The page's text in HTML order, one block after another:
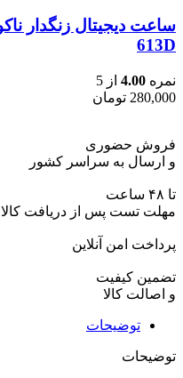
613D
نمره 4.00 از 5
280,000 تومان
فروش حضوری
و ارسال به سراسر کشور
تا ۴۸ ساعت
مهلت تست پس از دریافت کالا
پرداخت امن آنلاین
تضمین کیفیت
و اصالت کالا
توضیحات
توضیحات